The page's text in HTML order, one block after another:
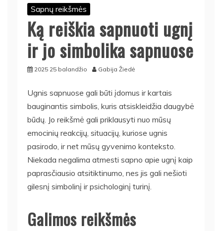
Sapnų reikšmės
Ką reiškia sapnuoti ugnį
ir jo simbolika sapnuose
2025 25 balandžio Gabija Žiedė
Ugnis sapnuose gali būti įdomus ir kartais
bauginantis simbolis, kuris atsiskleidžia daugybė
būdų. Jo reikšmė gali priklausyti nuo mūsų
emocinių reakcijų, situacijų, kuriose ugnis
pasirodo, ir net mūsų gyvenimo konteksto.
Niekada negalima atmesti sapno apie ugnį kaip
paprasčiausio atsitiktinumo, nes jis gali nešioti
gilesnį simbolinį ir psichologinį turinį.
Galimos reikšmės